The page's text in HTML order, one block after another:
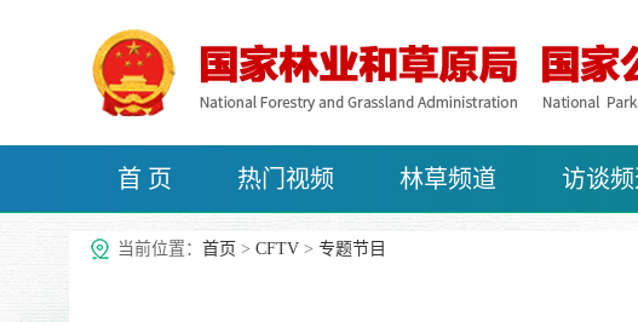
首 页 热门视频 林草频道 访谈
治沙频道
当前位置： 首页 > CFTV > 专题节目